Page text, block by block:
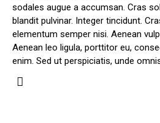
sodales augue a accumsan. Cras
blandit pulvinar. Integer tincidunt.
elementum semper nisi. Aenean
Aenean leo ligula, porttitor eu,
enim. Sed ut perspiciatis, unde